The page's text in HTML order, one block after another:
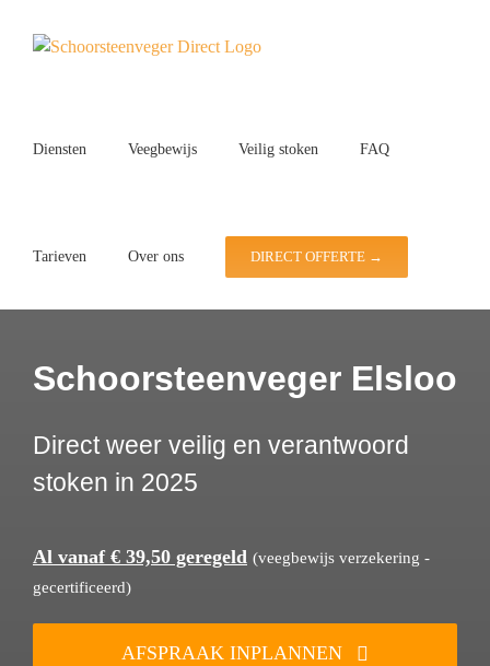
Diensten Veegbewijs Veilig stoken FAQ
Tarieven Over ons DIRECT OFFERTE →
Schoorsteenveger Elsloo
Direct weer veilig en verantwoord
stoken in 2025
Al vanaf € 39,50 geregeld (veegbewijs verzekering -
gecertificeerd)
AFSPRAAK INPLANNEN